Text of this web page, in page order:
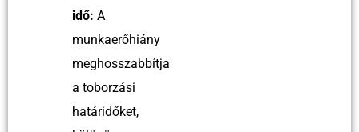
idő: A
munkaerőhiány
meghosszabbítja
a toborzási
határidőket,